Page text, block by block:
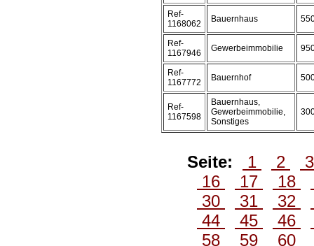
Ref-
1168062
Bauernhaus
Ref-
1167946
Gewerbeimmobilie
Ref-
1167772
Bauernhof
Ref-
1167598
Bauernhaus,
Gewerbeimmobilie,
Sonstiges
Seite: 1 2
16
17 18
30
31 32
44
45 46
58
59 60